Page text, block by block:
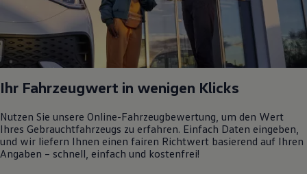
Ihr Fahrzeugwert in wenigen Klicks
Nutzen Sie unsere Online-Fahrzeugbewertung, um den Wert
Ihres Gebrauchtfahrzeugs zu erfahren. Einfach Daten eingeben,
und wir liefern Ihnen einen fairen Richtwert basierend auf Ihren
Angaben – schnell, einfach und kostenfrei!